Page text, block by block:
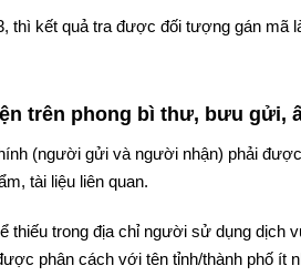
thì kết quả tra được đối tượng gán mã
trên phong bì thư, bưu gửi,
(người gửi và người nhận) phải
tài liệu liên quan.
thiếu trong địa chỉ người sử dụng
phân cách với tên tỉnh/thành phố ít